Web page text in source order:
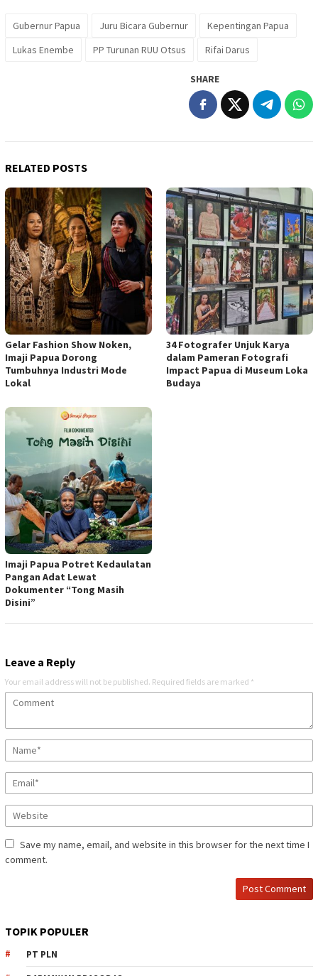
Gubernur Papua Juru Bicara Gubernur
Kepentingan Papua
Lukas Enembe
PP Turunan RUU Otsus Rifai Darus
SHARE
RELATED POSTS
Gelar Fashion Show Noken,
Imaji Papua Dorong
Tumbuhnya Industri Mode
Lokal
34 Fotografer Unjuk Karya
dalam Pameran Fotografi
Impact Papua di Museum Loka
Budaya
Imaji Papua Potret Kedaulatan
Pangan Adat Lewat
Dokumenter “Tong Masih
Disini”
Leave a Reply
Your email address will not be published. Required fields are marked *
Save my name, email, and website in this browser for the next time I
comment.
TOPIK POPULER
PT PLN